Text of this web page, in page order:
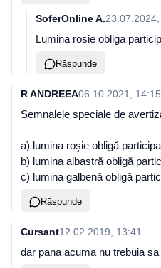
SoferOnline A.
Lumina rosie obliga
Răspunde
R ANDREEA06.10.2021, 14:15
Semnalele speciale de
a) lumina roşie obligă
b) lumina albastră obligă
c) lumina galbenă obligă
Răspunde
Cursant12.02.2019, 13:41
dar pana acuma nu trebuia